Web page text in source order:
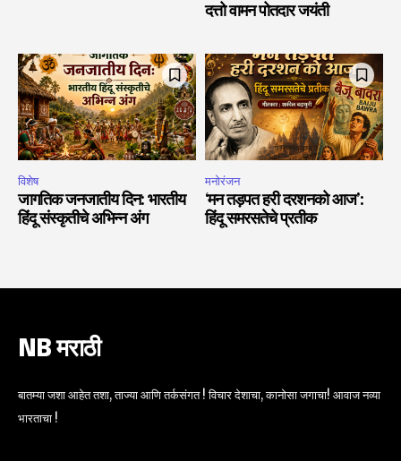
दत्तो वामन पोतदार जयंती
विशेष
जागतिक जनजातीय दिन: भारतीय
हिंदू संस्कृतीचे अभिन्न अंग
मनोरंजन
‘मन तड़पत हरी दरशनको आज’:
हिंदू समरसतेचे प्रतीक
NB मराठी
बातम्या जशा आहेत तशा, ताज्या आणि तर्कसंगत ! विचार देशाचा, कानोसा जगाचा! आवाज नव्या
भारताचा !